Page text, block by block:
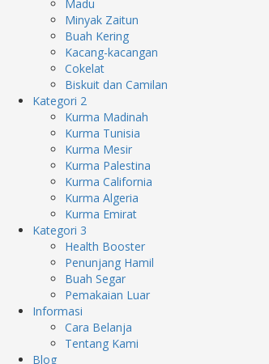
Madu
Minyak Zaitun
Buah Kering
Kacang-kacangan
Cokelat
Biskuit dan Camilan
Kategori 2
Kurma Madinah
Kurma Tunisia
Kurma Mesir
Kurma Palestina
Kurma California
Kurma Algeria
Kurma Emirat
Kategori 3
Health Booster
Penunjang Hamil
Buah Segar
Pemakaian Luar
Informasi
Cara Belanja
Tentang Kami
Blog